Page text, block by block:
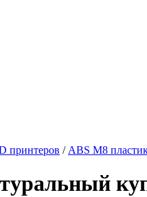
принтеров / ABS M8